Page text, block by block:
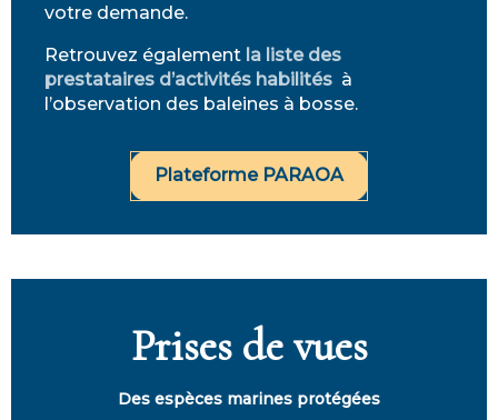
votre demande.
Retrouvez également la liste des
prestataires d’activités habilités à
l’observation des baleines à bosse.
Plateforme PARAOA
Prises de vues
Des espèces marines protégées